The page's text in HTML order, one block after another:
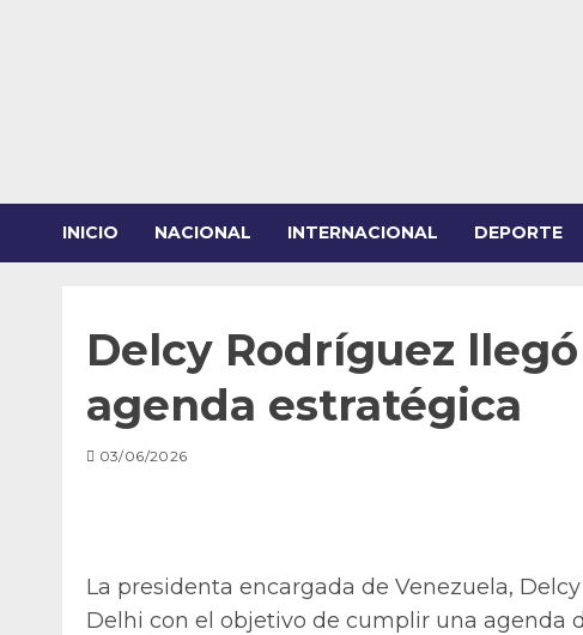
INICIO NACIONAL INTERNACIONAL DEPORTE
Delcy Rodríguez
agenda estratégica
03/06/2026
La presidenta encargada de Venezuela,
Delhi con el objetivo de cumplir una agenda